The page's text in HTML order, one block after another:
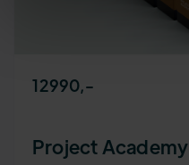
12990,-
Project Academy